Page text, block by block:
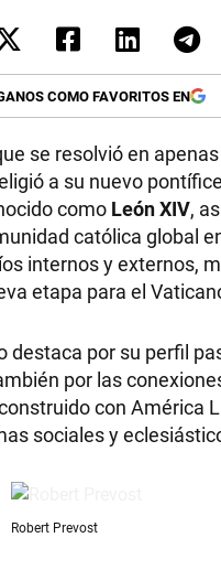
COMO FAVORITOS EN
se resolvió en
a su nuevo
como León XIV,
católica global
internos y externos,
etapa para el
destaca por su perfil
por las
con América
sociales y
Robert Prevost